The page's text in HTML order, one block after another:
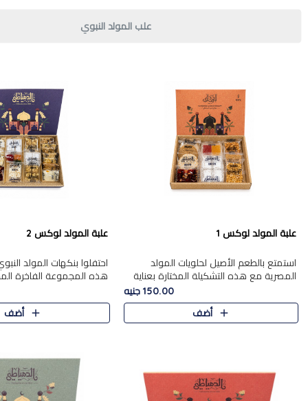
علب المولد النبوي
علبة المولد لوكس 1
استمتع بالطعم الأصيل لحلويات المولد
المصرية مع هذه التشكيلة المختارة بعناية
من 9 قطع. تتضمن التشكيلة جوزرية مع
فول،ملبان سادة، ملبان
150.00 جنيه
أضف
علبة المولد لوكس 2
احتفلوا بنكهات المولد
قطعة، والتي تم اختيارها
تشكيلة واسعة من الحلويات
المفضلة. تشمل المجموعة
أضف